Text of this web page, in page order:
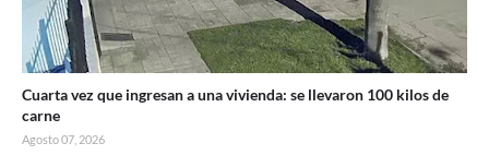
Cuarta vez que ingresan a una vivienda: se llevaron 100 kilos de
carne
Agosto 07, 2026